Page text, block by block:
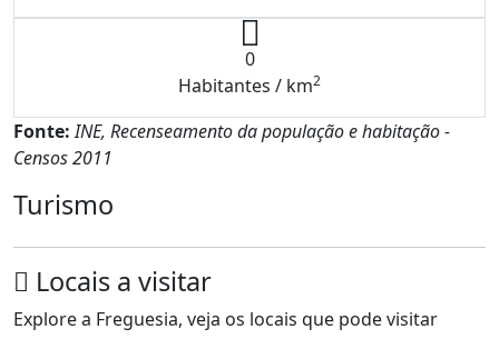
0
Habitantes / km2
Fonte:INE, Recenseamento da população e habitação -
Censos 2011
Turismo
Locais a visitar
Explore a Freguesia, veja os locais que pode visitar